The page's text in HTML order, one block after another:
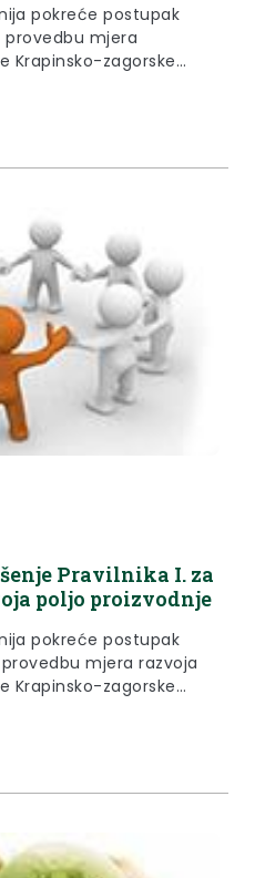
pokreće postupak
provedbu mjera
Krapinsko-zagorske
Pravilnika I. za
poljo proizvodnje
pokreće postupak
mjera razvoja
Krapinsko-zagorske